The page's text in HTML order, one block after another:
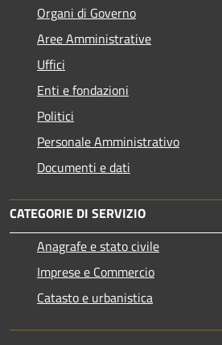
Organi di Governo
Aree Amministrative
Uffici
Enti e fondazioni
Politici
Personale Amministrativo
Documenti e dati
CATEGORIE DI SERVIZIO
Anagrafe e stato civile
Imprese e Commercio
Catasto e urbanistica